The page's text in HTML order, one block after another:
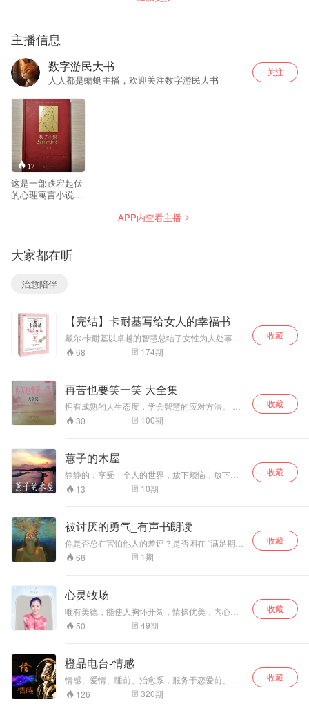
主播信息
数字游民大书
人人都是蜻蜓主播，欢迎关注数字游民大书
关注
17
这是一部跌宕起伏
的心理寓言小说，
何摆脱令人疲惫不
堪的精神内耗，找
道。我读完之后，
些，书中绝妙的语
言对人生各个不同
侧面的描述得非常
精彩。
APP内查看主播
大家都在听
治愈陪伴
【完结】卡耐基写给女人的幸福书
戴尔·卡耐基以卓越的智慧总结了女性为人处事应
当具备的基本技巧。 卡耐基指出：女人获得成功
和幸福的要点在于自尊、自重、勇气和信心，从
地运用本书方法，就可以越过许多障碍，最终拥
有幸福、快乐、如意的人生。
68 174期
收藏
再苦也要笑一笑 大全集
拥有成熟的人生态度，学会智慧的应对方法。 幸
福与快乐的终极秘密。 痛苦或是快乐，取决于你
的心态。 再重的担子，笑着也是挑，哭着也是
利。 人生难免有坎坷，再苦也要笑着活。
30 100期
收藏
蕙子的木屋
静静的，享受一个人的世界，放下烦恼，放下一
切想要忘记的事，放空自己，聆听属于自己的声
音，第一次，用于做自己不敢做的事，第一次，
13 10期
收藏
被讨厌的勇气_有声书朗读
你是否总在害怕他人的差评？是否困在 “满足期
待” 的牢笼里不敢前行？这本风靡全球的心理学佳
作，将为你揭开勇气的真相。我们以温柔朗读拆
离” 如何斩断人际羁绊的枷锁，明白 “自我接纳”
不是妥协而是觉醒，学会在他人的评价体系外，
建立属于自己的人生坐标。书中没有复杂的理论
堆砌，只有贴近生活的案例与指引：从摆脱过去
束缚到处理当下人际关系，从破解自卑情结到拥
怕拒绝而委屈自己时，让这些充满力量的声音陪
伴你 —— 原来真正的勇气，不是从不被讨厌，而
是纵然可能被讨厌，依然敢坚定地活出自己。愿
你在聆听中读懂：人生的答案，藏在 “不怕被讨
68 1期
收藏
心灵牧场
唯有美德，能使人胸怀开阔，情操优美，内心平
衡，灵魂愉悦。 微信公号：鹿鸣悠悠 主播：鹿小
姐
50 49期
收藏
橙品电台-情感
情感、爱情、睡前、治愈系，服务于恋爱前、恋
爱中、恋爱后的你。向前工作室荣誉出品
126 320期
收藏